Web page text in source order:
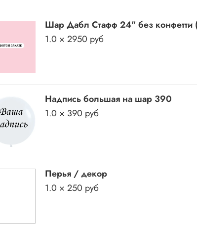
Шар Дабл Стафф 24" без конфетти
1.0 × 2950 руб
Надпись большая на шар 390
1.0 × 390 руб
Перья / декор
1.0 × 250 руб